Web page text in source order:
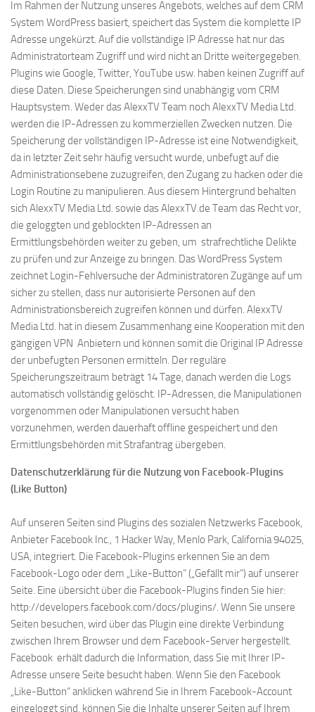
Im Rahmen der Nutzung unseres Angebots, welches auf dem CRM
System WordPress basiert, speichert das System die komplette IP
Adresse ungekürzt. Auf die vollständige IP Adresse hat nur das
Administratorteam Zugriff und wird nicht an Dritte weitergegeben.
Plugins wie Google, Twitter, YouTube usw. haben keinen Zugriff auf
diese Daten. Diese Speicherungen sind unabhängig vom CRM
Hauptsystem. Weder das AlexxTV Team noch AlexxTV Media Ltd.
werden die IP-Adressen zu kommerziellen Zwecken nutzen. Die
Speicherung der vollständigen IP-Adresse ist eine Notwendigkeit,
da in letzter Zeit sehr häufig versucht wurde, unbefugt auf die
Administrationsebene zuzugreifen, den Zugang zu hacken oder die
Login Routine zu manipulieren. Aus diesem Hintergrund behalten
sich AlexxTV Media Ltd. sowie das AlexxTV.de Team das Recht vor,
die geloggten und geblockten IP-Adressen an
Ermittlungsbehörden weiter zu geben, um strafrechtliche Delikte
zu prüfen und zur Anzeige zu bringen. Das WordPress System
zeichnet Login-Fehlversuche der Administratoren Zugänge auf um
sicher zu stellen, dass nur autorisierte Personen auf den
Administrationsbereich zugreifen können und dürfen. AlexxTV
Media Ltd. hat in diesem Zusammenhang eine Kooperation mit den
gängigen VPN Anbietern und können somit die Original IP Adresse
der unbefugten Personen ermitteln. Der reguläre
Speicherungszeitraum beträgt 14 Tage, danach werden die Logs
automatisch vollständig gelöscht. IP-Adressen, die Manipulationen
vorgenommen oder Manipulationen versucht haben
vorzunehmen, werden dauerhaft offline gespeichert und den
Ermittlungsbehörden mit Strafantrag übergeben.
Datenschutzerklärung für die Nutzung von Facebook-Plugins
(Like Button)
Auf unseren Seiten sind Plugins des sozialen Netzwerks Facebook,
Anbieter Facebook Inc., 1 Hacker Way, Menlo Park, California 94025,
USA, integriert. Die Facebook-Plugins erkennen Sie an dem
Facebook-Logo oder dem „Like-Button“ („Gefällt mir“) auf unserer
Seite. Eine übersicht über die Facebook-Plugins finden Sie hier:
http://developers.facebook.com/docs/plugins/. Wenn Sie unsere
Seiten besuchen, wird über das Plugin eine direkte Verbindung
zwischen Ihrem Browser und dem Facebook-Server hergestellt.
Facebook erhält dadurch die Information, dass Sie mit Ihrer IP-
Adresse unsere Seite besucht haben. Wenn Sie den Facebook
„Like-Button“ anklicken während Sie in Ihrem Facebook-Account
eingeloggt sind, können Sie die Inhalte unserer Seiten auf Ihrem